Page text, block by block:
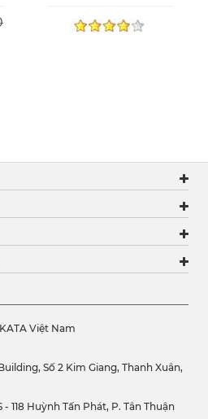
Việt Nam
Số 2 Kim Giang, Thanh Xuân,
- 118 Huỳnh Tấn Phát, P. Tân Thuận